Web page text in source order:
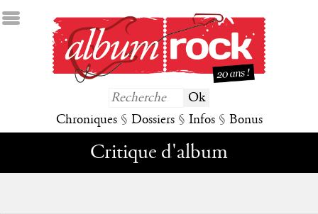
Chroniques § Dossiers § Infos § Bonus
Critique d'album